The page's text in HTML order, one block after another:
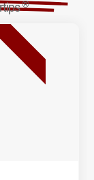
®
BESTSELLER